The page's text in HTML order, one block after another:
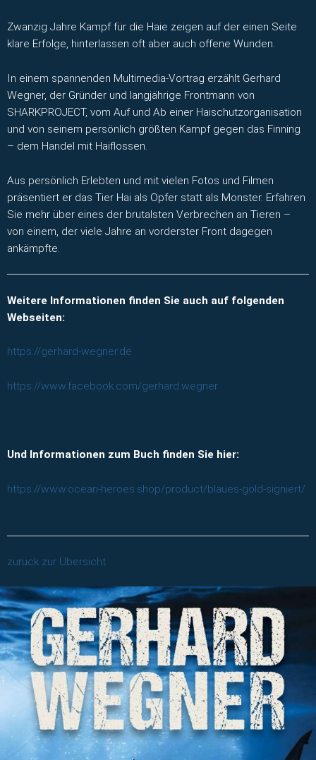
Zwanzig Jahre Kampf für die Haie zeigen auf der einen Seite
klare Erfolge, hinterlassen oft aber auch offene Wunden.
In einem spannenden Multimedia-Vortrag erzählt Gerhard
Wegner, der Gründer und langjährige Frontmann von
SHARKPROJECT, vom Auf und Ab einer Haischutzorganisation
und von seinem persönlich größten Kampf gegen das Finning
– dem Handel mit Haiflossen.
Aus persönlich Erlebten und mit vielen Fotos und Filmen
präsentiert er das Tier Hai als Opfer statt als Monster. Erfahren
Sie mehr über eines der brutalsten Verbrechen an Tieren –
von einem, der viele Jahre an vorderster Front dagegen
ankämpfte.
Weitere Informationen finden Sie auch auf folgenden
Webseiten:
https://gerhard-wegner.de
https://www.facebook.com/gerhard.wegner
Und Informationen zum Buch finden Sie hier:
https://www.ocean-heroes.shop/product/blaues-gold-signiert/
zurück zur Übersicht